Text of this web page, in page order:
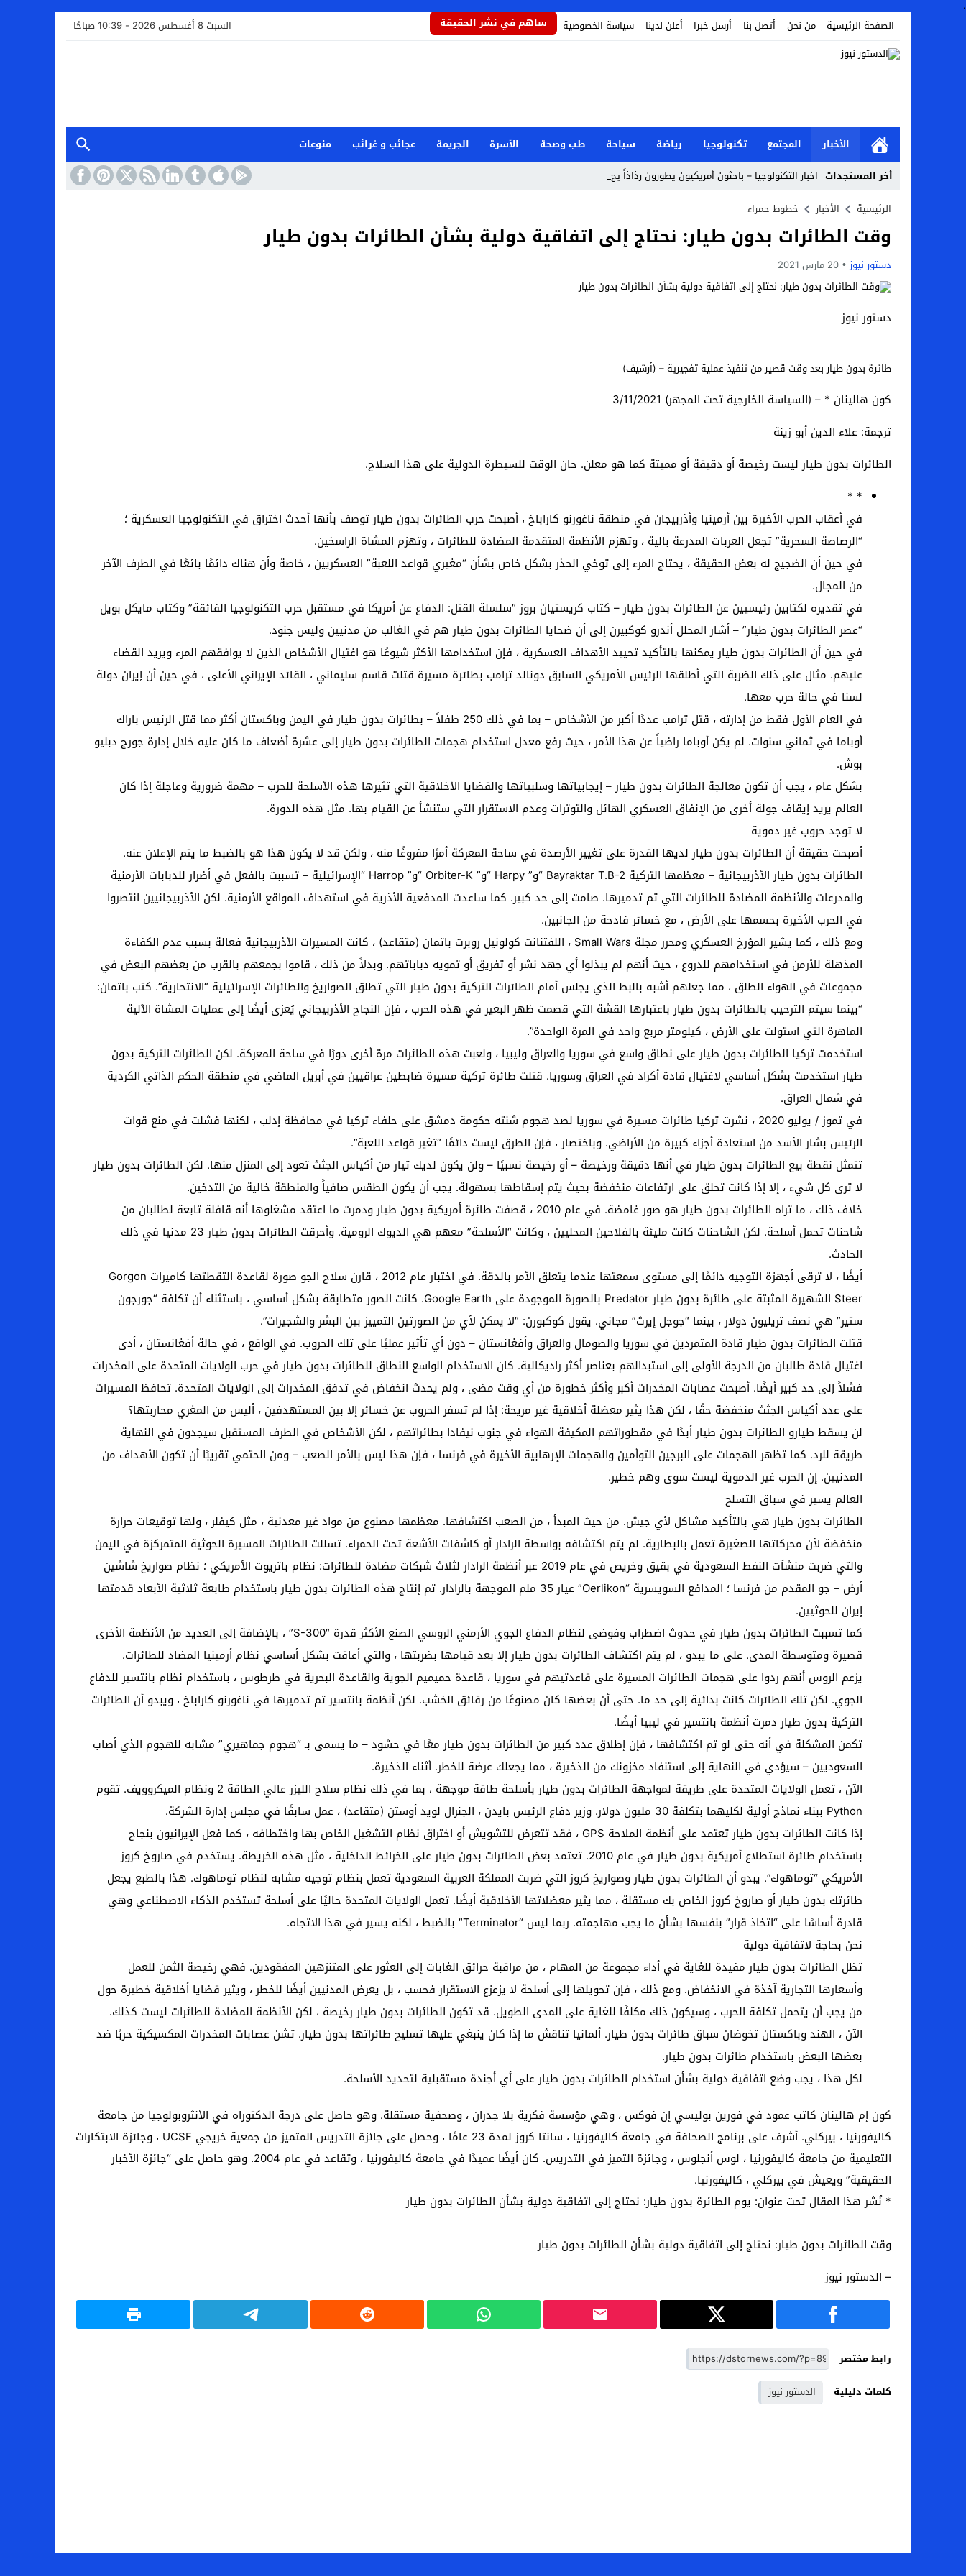
.
الصفحة الرئيسية
من نحن أتصل بنا أرسل خبرا أعلن لدينا سياسة الخصوصية ساهم في نشر الحقيقة السبت 8 أغسطس 2026 - 10:39 صباحًا
الأخبار المجتمع تكنولوجيا رياضة سياحة طب وصحة الأسرة الجريمة عجائب و غرائب
منوعات
أخر المستجدات اخبار التكنولوجيا – باحثون أمريكيون يطورون رذاذاً يحمي المحاص _
Stop
Previous
Next
الرئيسية الأخبار خطوط حمراء
وقت الطائرات بدون طيار: نحتاج إلى اتفاقية دولية بشأن الطائرات بدون طيار
دستور نيوز 20 مارس 2021
دستور نيوز
طائرة بدون طيار بعد وقت قصير من تنفيذ عملية تفجيرية – (أرشيف)
كون هالينان * – (السياسة الخارجية تحت المجهر) 3/11/2021
ترجمة: علاء الدين أبو زينة
الطائرات بدون طيار ليست رخيصة أو دقيقة أو مميتة كما هو معلن. حان الوقت للسيطرة الدولية على هذا السلاح.
* *
في أعقاب الحرب الأخيرة بين أرمينيا وأذربيجان في منطقة ناغورنو كاراباخ ، أصبحت حرب الطائرات بدون طيار توصف بأنها أحدث اختراق في التكنولوجيا العسكرية ؛
“الرصاصة السحرية” تجعل العربات المدرعة بالية ، وتهزم الأنظمة المتقدمة المضادة للطائرات ، وتهزم المشاة الراسخين.
في حين أن الضجيج له بعض الحقيقة ، يحتاج المرء إلى توخي الحذر بشكل خاص بشأن “مغيري قواعد اللعبة” العسكريين ، خاصة وأن هناك دائمًا بائعًا في الطرف الآخر
من المجال.
في تقديره لكتابين رئيسيين عن الطائرات بدون طيار – كتاب كريستيان بروز “سلسلة القتل: الدفاع عن أمريكا في مستقبل حرب التكنولوجيا الفائقة” وكتاب مايكل بويل
“عصر الطائرات بدون طيار” – أشار المحلل أندرو كوكبيرن إلى أن ضحايا الطائرات بدون طيار هم في الغالب من مدنيين وليس جنود.
في حين أن الطائرات بدون طيار يمكنها بالتأكيد تحييد الأهداف العسكرية ، فإن استخدامها الأكثر شيوعًا هو اغتيال الأشخاص الذين لا يوافقهم المرء ويريد القضاء
عليهم. مثال على ذلك الضربة التي أطلقها الرئيس الأمريكي السابق دونالد ترامب بطائرة مسيرة قتلت قاسم سليماني ، القائد الإيراني الأعلى ، في حين أن إيران دولة
لسنا في حالة حرب معها.
في العام الأول فقط من إدارته ، قتل ترامب عددًا أكبر من الأشخاص – بما في ذلك 250 طفلاً – بطائرات بدون طيار في اليمن وباكستان أكثر مما قتل الرئيس باراك
أوباما في ثماني سنوات. لم يكن أوباما راضياً عن هذا الأمر ، حيث رفع معدل استخدام هجمات الطائرات بدون طيار إلى عشرة أضعاف ما كان عليه خلال إدارة جورج دبليو
بوش.
بشكل عام ، يجب أن تكون معالجة الطائرات بدون طيار – إيجابياتها وسلبياتها والقضايا الأخلاقية التي تثيرها هذه الأسلحة للحرب – مهمة ضرورية وعاجلة إذا كان
العالم يريد إيقاف جولة أخرى من الإنفاق العسكري الهائل والتوترات وعدم الاستقرار التي ستنشأ عن القيام بها. مثل هذه الدورة.
لا توجد حروب غير دموية
أصبحت حقيقة أن الطائرات بدون طيار لديها القدرة على تغيير الأرصدة في ساحة المعركة أمرًا مفروغًا منه ، ولكن قد لا يكون هذا هو بالضبط ما يتم الإعلان عنه.
الطائرات بدون طيار الأذربيجانية – معظمها التركية Bayraktar T.B-2 “و” Harpy “و” Orbiter-K “و” Harrop “الإسرائيلية – تسببت بالفعل في أضرار للدبابات الأرمنية
والمدرعات والأنظمة المضادة للطائرات التي تم تدميرها. صامت إلى حد كبير. كما ساعدت المدفعية الأذرية في استهداف المواقع الأرمنية. لكن الأذربيجانيين انتصروا
في الحرب الأخيرة بحسمها على الأرض ، مع خسائر فادحة من الجانبين.
ومع ذلك ، كما يشير المؤرخ العسكري ومحرر مجلة Small Wars ، اللفتنانت كولونيل روبرت باتمان (متقاعد) ، كانت المسيرات الأذربيجانية فعالة بسبب عدم الكفاءة
المذهلة للأرمن في استخدامهم للدروع ، حيث أنهم لم يبذلوا أي جهد نشر أو تفريق أو تمويه دباباتهم. وبدلاً من ذلك ، قاموا بجمعهم بالقرب من بعضهم البعض في
مجموعات في الهواء الطلق ، مما جعلهم أشبه بالبط الذي يجلس أمام الطائرات التركية بدون طيار التي تطلق الصواريخ والطائرات الإسرائيلية “الانتحارية”. كتب باتمان:
“بينما سيتم الترحيب بالطائرات بدون طيار باعتبارها القشة التي قصمت ظهر البعير في هذه الحرب ، فإن النجاح الأذربيجاني يُعزى أيضًا إلى عمليات المشاة الآلية
الماهرة التي استولت على الأرض ، كيلومتر مربع واحد في المرة الواحدة”.
استخدمت تركيا الطائرات بدون طيار على نطاق واسع في سوريا والعراق وليبيا ، ولعبت هذه الطائرات مرة أخرى دورًا في ساحة المعركة. لكن الطائرات التركية بدون
طيار استخدمت بشكل أساسي لاغتيال قادة أكراد في العراق وسوريا. قتلت طائرة تركية مسيرة ضابطين عراقيين في أبريل الماضي في منطقة الحكم الذاتي الكردية
في شمال العراق.
في تموز / يوليو 2020 ، نشرت تركيا طائرات مسيرة في سوريا لصد هجوم شنته حكومة دمشق على حلفاء تركيا في محافظة إدلب ، لكنها فشلت في منع قوات
الرئيس بشار الأسد من استعادة أجزاء كبيرة من الأراضي. وباختصار ، فإن الطرق ليست دائمًا “تغير قواعد اللعبة”.
تتمثل نقطة بيع الطائرات بدون طيار في أنها دقيقة ورخيصة – أو رخيصة نسبيًا – ولن يكون لديك تيار من أكياس الجثث تعود إلى المنزل منها. لكن الطائرات بدون طيار
لا ترى كل شيء ، إلا إذا كانت تحلق على ارتفاعات منخفضة بحيث يتم إسقاطها بسهولة. يجب أن يكون الطقس صافياً والمنطقة خالية من التدخين.
خلاف ذلك ، ما تراه الطائرات بدون طيار هو صور غامضة. في عام 2010 ، قصفت طائرة أمريكية بدون طيار ودمرت ما اعتقد مشغلوها أنه قافلة تابعة لطالبان من
شاحنات تحمل أسلحة. لكن الشاحنات كانت مليئة بالفلاحين المحليين ، وكانت “الأسلحة” معهم هي الديوك الرومية. وأحرقت الطائرات بدون طيار 23 مدنيا في ذلك
الحادث.
أيضًا ، لا ترقى أجهزة التوجيه دائمًا إلى مستوى سمعتها عندما يتعلق الأمر بالدقة. في اختبار عام 2012 ، قارن سلاح الجو صورة لقاعدة التقطتها كاميرات Gorgon
Steer الشهيرة المثبتة على طائرة بدون طيار Predator بالصورة الموجودة على Google Earth. كانت الصور متطابقة بشكل أساسي ، باستثناء أن تكلفة “جورجون
ستير” هي نصف تريليون دولار ، بينما “جوجل إيرث” مجاني. يقول كوكبورن: “لا يمكن لأي من الصورتين التمييز بين البشر والشجيرات”.
قتلت الطائرات بدون طيار قادة المتمردين في سوريا والصومال والعراق وأفغانستان – دون أي تأثير عمليًا على تلك الحروب. في الواقع ، في حالة أفغانستان ، أدى
اغتيال قادة طالبان من الدرجة الأولى إلى استبدالهم بعناصر أكثر راديكالية. كان الاستخدام الواسع النطاق للطائرات بدون طيار في حرب الولايات المتحدة على المخدرات
فشلاً إلى حد كبير أيضًا. أصبحت عصابات المخدرات أكبر وأكثر خطورة من أي وقت مضى ، ولم يحدث انخفاض في تدفق المخدرات إلى الولايات المتحدة. تحافظ المسيرات
على عدد أكياس الجثث منخفضة حقًا ، لكن هذا يثير معضلة أخلاقية غير مريحة: إذا لم تسفر الحروب عن خسائر إلا بين المستهدفين ، أليس من المغري محاربتها؟
لن يسقط طيارو الطائرات بدون طيار أبدًا في مقطوراتهم المكيفة الهواء في جنوب نيفادا بطائراتهم ، لكن الأشخاص في الطرف المستقبل سيجدون في النهاية
طريقة للرد. كما تظهر الهجمات على البرجين التوأمين والهجمات الإرهابية الأخيرة في فرنسا ، فإن هذا ليس بالأمر الصعب – ومن الحتمي تقريبًا أن تكون الأهداف من
المدنيين. إن الحرب غير الدموية ليست سوى وهم خطير.
العالم يسير في سباق التسلح
الطائرات بدون طيار هي بالتأكيد مشاكل لأي جيش. من حيث المبدأ ، من الصعب اكتشافها. معظمها مصنوع من مواد غير معدنية ، مثل كيفلر ، ولها توقيعات حرارة
منخفضة لأن محركاتها الصغيرة تعمل بالبطارية. لم يتم اكتشافه بواسطة الرادار أو كاشفات الأشعة تحت الحمراء. تسللت الطائرات المسيرة الحوثية المتمركزة في اليمن
والتي ضربت منشآت النفط السعودية في بقيق وخريص في عام 2019 عبر أنظمة الرادار لثلاث شبكات مضادة للطائرات: نظام باتريوت الأمريكي ؛ نظام صواريخ شاشين
أرض – جو المقدم من فرنسا ؛ المدافع السويسرية “Oerlikon” عيار 35 ملم الموجهة بالرادار. تم إنتاج هذه الطائرات بدون طيار باستخدام طابعة ثلاثية الأبعاد قدمتها
إيران للحوثيين.
كما تسببت الطائرات بدون طيار في حدوث اضطراب وفوضى لنظام الدفاع الجوي الأرمني الروسي الصنع الأكثر قدرة “S-300” ، بالإضافة إلى العديد من الأنظمة الأخرى
قصيرة ومتوسطة المدى. على ما يبدو ، لم يتم اكتشاف الطائرات بدون طيار إلا بعد قيامها بضربتها ، والتي أعاقت بشكل أساسي نظام أرمينيا المضاد للطائرات.
يزعم الروس أنهم ردوا على هجمات الطائرات المسيرة على قاعدتيهم في سوريا ، قاعدة حميميم الجوية والقاعدة البحرية في طرطوس ، باستخدام نظام بانتسير للدفاع
الجوي. لكن تلك الطائرات كانت بدائية إلى حد ما. حتى أن بعضها كان مصنوعًا من رقائق الخشب. لكن أنظمة بانتسير تم تدميرها في ناغورنو كاراباخ ، ويبدو أن الطائرات
التركية بدون طيار دمرت أنظمة بانتسير في ليبيا أيضًا.
تكمن المشكلة في أنه حتى لو تم اكتشافها ، فإن إطلاق عدد كبير من الطائرات بدون طيار معًا في حشود – ما يسمى بـ “هجوم جماهيري” مشابه للهجوم الذي أصاب
السعوديين – سيؤدي في النهاية إلى استنفاد مخزونك من الذخيرة ، مما يجعلك عرضة للخطر. أثناء الذخيرة.
الآن ، تعمل الولايات المتحدة على طريقة لمواجهة الطائرات بدون طيار بأسلحة طاقة موجهة ، بما في ذلك نظام سلاح الليزر عالي الطاقة 2 ونظام الميكروويف. تقوم
Python ببناء نماذج أولية لكليهما بتكلفة 30 مليون دولار. وزير دفاع الرئيس بايدن ، الجنرال لويد أوستن (متقاعد) ، عمل سابقًا في مجلس إدارة الشركة.
إذا كانت الطائرات بدون طيار تعتمد على أنظمة الملاحة GPS ، فقد تتعرض للتشويش أو اختراق نظام التشغيل الخاص بها واختطافه ، كما فعل الإيرانيون بنجاح
باستخدام طائرة استطلاع أمريكية بدون طيار في عام 2010. تعتمد بعض الطائرات بدون طيار على الخرائط الداخلية ، مثل هذه الخريطة. يستخدم في صاروخ كروز
الأمريكي “توماهوك”. يبدو أن الطائرات بدون طيار وصواريخ كروز التي ضربت المملكة العربية السعودية تعمل بنظام توجيه مشابه لنظام توماهوك. هذا بالطبع يجعل
طائرتك بدون طيار أو صاروخ كروز الخاص بك مستقلة ، مما يثير معضلاتها الأخلاقية أيضًا. تعمل الولايات المتحدة حاليًا على أسلحة تستخدم الذكاء الاصطناعي وهي
قادرة أساسًا على “اتخاذ قرار” بنفسها بشأن ما يجب مهاجمته. ربما ليس “Terminator” بالضبط ، لكنه يسير في هذا الاتجاه.
نحن بحاجة لاتفاقية دولية
تظل الطائرات بدون طيار مفيدة للغاية في أداء مجموعة من المهام ، من مراقبة حرائق الغابات إلى العثور على المتنزهين المفقودين. فهي رخيصة الثمن للعمل
وأسعارها التجارية آخذة في الانخفاض. ومع ذلك ، فإن تحويلها إلى أسلحة لا يزعزع الاستقرار فحسب ، بل يعرض المدنيين أيضًا للخطر ، ويثير قضايا أخلاقية خطيرة حول
من يجب أن يتحمل تكلفة الحرب ، وسيكون ذلك مكلفًا للغاية على المدى الطويل. قد تكون الطائرات بدون طيار رخيصة ، لكن الأنظمة المضادة للطائرات ليست كذلك.
الآن ، الهند وباكستان تخوضان سباق طائرات بدون طيار. ألمانيا تناقش ما إذا كان ينبغي عليها تسليح طائراتها بدون طيار. تشن عصابات المخدرات المكسيكية حربًا ضد
بعضها البعض باستخدام طائرات بدون طيار.
لكل هذا ، يجب وضع اتفاقية دولية بشأن استخدام الطائرات بدون طيار على أي أجندة مستقبلية لتحديد الأسلحة.
كون إم هالينان كاتب عمود في فورين بوليسي إن فوكس ، وهي مؤسسة فكرية بلا جدران ، وصحفية مستقلة. وهو حاصل على درجة الدكتوراه في الأنثروبولوجيا من جامعة
كاليفورنيا ، بيركلي. أشرف على برنامج الصحافة في جامعة كاليفورنيا ، سانتا كروز لمدة 23 عامًا ، وحصل على جائزة التدريس المتميز من جمعية خريجي UCSF ، وجائزة الابتكارات
التعليمية من جامعة كاليفورنيا ، لوس أنجلوس ، وجائزة التميز في التدريس. كان أيضًا عميدًا في جامعة كاليفورنيا ، وتقاعد في عام 2004. وهو حاصل على “جائزة الأخبار
الحقيقية” ويعيش في بيركلي ، كاليفورنيا.
* نُشر هذا المقال تحت عنوان: يوم الطائرة بدون طيار: نحتاج إلى اتفاقية دولية بشأن الطائرات بدون طيار
وقت الطائرات بدون طيار: نحتاج إلى اتفاقية دولية بشأن الطائرات بدون طيار
– الدستور نيوز
رابط مختصر
كلمات دليلية
الدستور نيوز